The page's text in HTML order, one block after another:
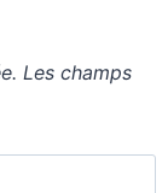
Les champs